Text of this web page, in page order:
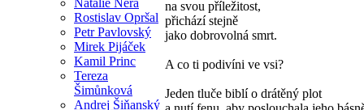
Rostislav Opršal
Petr Pavlovský
Mirek Pijáček
Kamil Princ
Tereza
Šimůnková
Andrej Šiňanský
na svou příležitost,
přichází stejně
jako dobrovolná smrt.
A co ti podivíni ve vsi?
Jeden tluče biblí o drátěný plot